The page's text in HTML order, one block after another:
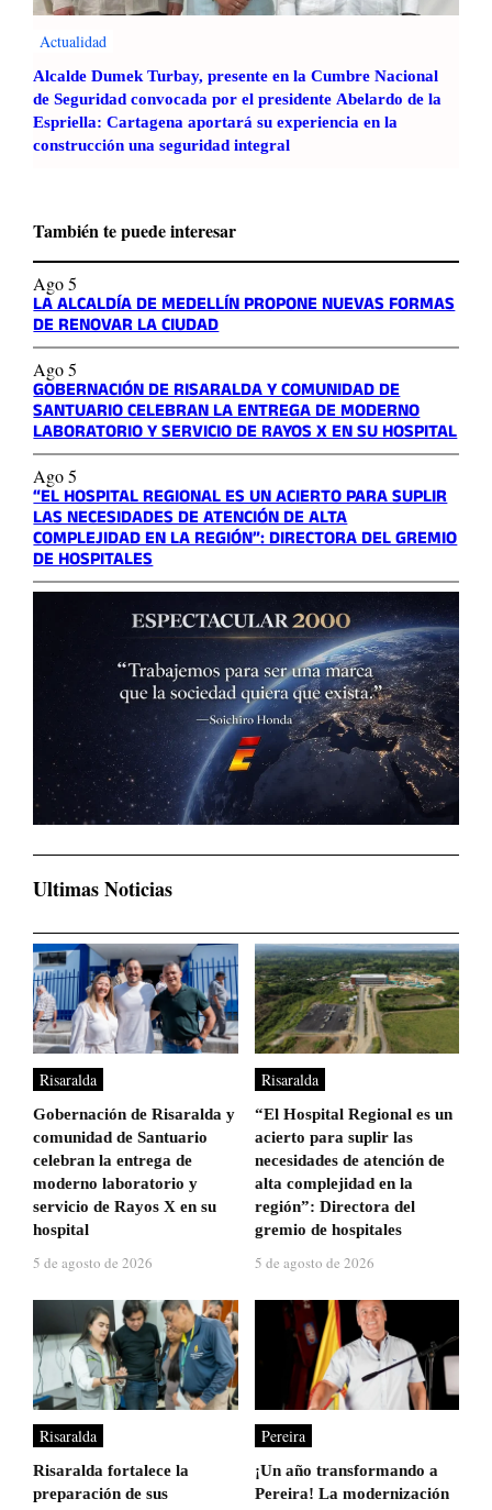
Actualidad
Alcalde Dumek Turbay, presente en la Cumbre Nacional
de Seguridad convocada por el presidente Abelardo de la
Espriella: Cartagena aportará su experiencia en la
construcción una seguridad integral
También te puede interesar
Ago 5
LA ALCALDÍA DE MEDELLÍN PROPONE NUEVAS FORMAS
DE RENOVAR LA CIUDAD
Ago 5
GOBERNACIÓN DE RISARALDA Y COMUNIDAD DE
SANTUARIO CELEBRAN LA ENTREGA DE MODERNO
LABORATORIO Y SERVICIO DE RAYOS X EN SU HOSPITAL
Ago 5
“EL HOSPITAL REGIONAL ES UN ACIERTO PARA SUPLIR
LAS NECESIDADES DE ATENCIÓN DE ALTA
COMPLEJIDAD EN LA REGIÓN”: DIRECTORA DEL GREMIO
DE HOSPITALES
Ultimas Noticias
Risaralda
Gobernación de Risaralda y
comunidad de Santuario
celebran la entrega de
moderno laboratorio y
servicio de Rayos X en su
hospital
5 de agosto de 2026
Risaralda
“El Hospital Regional es un
acierto para suplir las
necesidades de atención de
alta complejidad en la
región”: Directora del
gremio de hospitales
5 de agosto de 2026
Risaralda
Risaralda fortalece la
preparación de sus
Pereira
¡Un año transformando a
Pereira! La modernización